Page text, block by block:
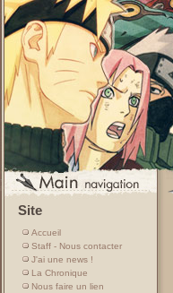
Site
Accueil
Staff - Nous contacter
J'ai une news !
La Chronique
Nous faire un lien